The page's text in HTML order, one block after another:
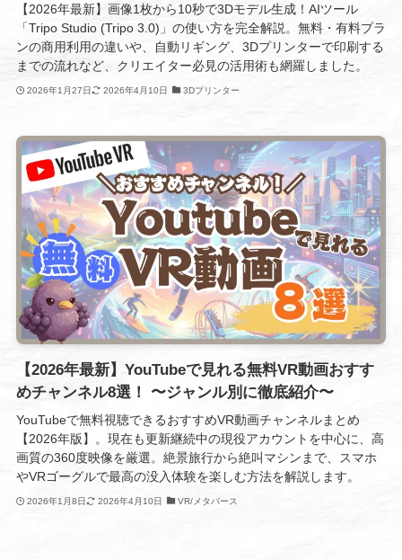
【2026年最新】画像1枚から10秒で3Dモデル生成！AIツール
「Tripo Studio (Tripo 3.0)」の使い方を完全解説。無料・有料プラ
ンの商用利用の違いや、自動リギング、3Dプリンターで印刷する
までの流れなど、クリエイター必見の活用術も網羅しました。
2026年1月27日 2026年4月10日 3Dプリンター
【2026年最新】YouTubeで見れる無料VR動画おすす
めチャンネル8選！ 〜ジャンル別に徹底紹介〜
YouTubeで無料視聴できるおすすめVR動画チャンネルまとめ
【2026年版】。現在も更新継続中の現役アカウントを中心に、高
画質の360度映像を厳選。絶景旅行から絶叫マシンまで、スマホ
やVRゴーグルで最高の没入体験を楽しむ方法を解説します。
2026年1月8日 2026年4月10日 VR/メタバース